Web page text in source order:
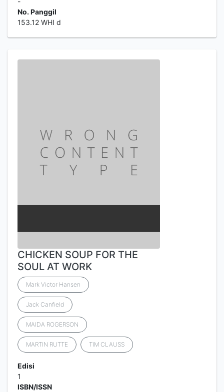
No. Panggil
153.12 WHI d
CHICKEN SOUP FOR THE
SOUL AT WORK
Mark Victor Hansen
Jack Canfield
MAIDA ROGERSON
MARTIN RUTTE TIM CLAUSS
Edisi
1
ISBN/ISSN